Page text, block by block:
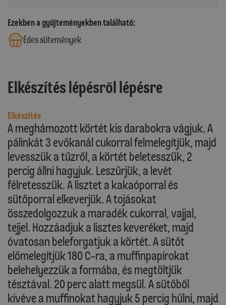
Ezekben a gyűjteményekben található:
Édes sütemények
Elkészítés lépésről lépésre
Elkészítés
A meghámozott körtét kis darabokra vágjuk. A
pálinkát 3 evőkanál cukorral felmelegítjük, majd
levesszük a tűzről, a körtét beletesszük, 2
percig állni hagyjuk. Leszűrjük, a levét
félretesszük. A lisztet a kakaóporral és
sütőporral elkeverjük. A tojásokat
összedolgozzuk a maradék cukorral, vajjal,
tejjel. Hozzáadjuk a lisztes keveréket, majd
óvatosan beleforgatjuk a körtét. A sütőt
előmelegítjük 180 C-ra, a muffinpapírokat
belehelyezzük a formába, és megtöltjük
tésztával. 20 perc alatt megsül. A sütőből
kivéve a muffinokat hagyjuk 5 percig hűlni, majd